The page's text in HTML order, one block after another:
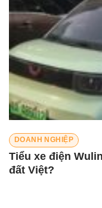
DOANH NGHIỆP
Tiểu xe điện
đất Việt?